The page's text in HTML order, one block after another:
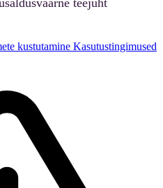
kustutamine Kasutustingimused